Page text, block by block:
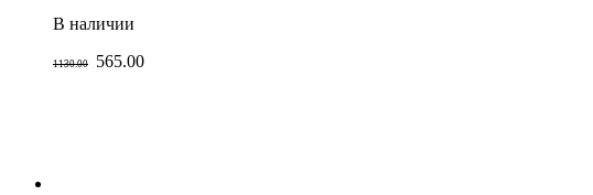
В наличии
1130.00 565.00